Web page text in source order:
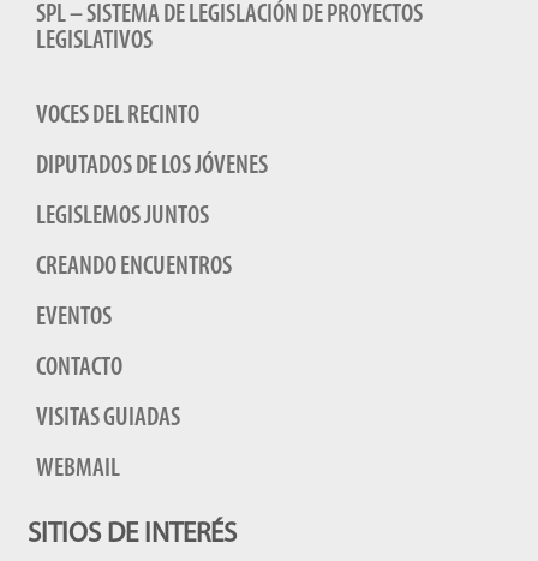
SPL – SISTEMA DE LEGISLACIÓN DE PROYECTOS
LEGISLATIVOS
VOCES DEL RECINTO
DIPUTADOS DE LOS JÓVENES
LEGISLEMOS JUNTOS
CREANDO ENCUENTROS
EVENTOS
CONTACTO
VISITAS GUIADAS
WEBMAIL
SITIOS DE INTERÉS